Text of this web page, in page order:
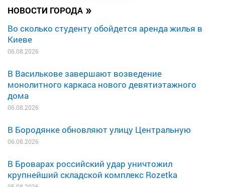
НОВОСТИ ГОРОДА »
Во сколько студенту обойдется аренда жилья в
Киеве
06.08.2026
В Василькове завершают возведение
монолитного каркаса нового девятиэтажного
дома
06.08.2026
В Бородянке обновляют улицу Центральную
06.08.2026
В Броварах российский удар уничтожил
крупнейший складской комплекс Rozetka